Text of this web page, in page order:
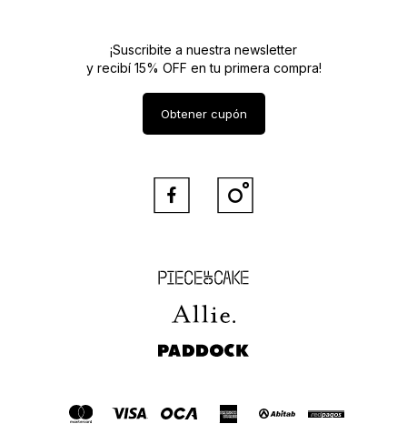
Piece of Cake
Allie
Paddock
¡Suscribite a nuestra newsletter
y recibí 15% OFF en tu primera compra!
Obtener cupón
 